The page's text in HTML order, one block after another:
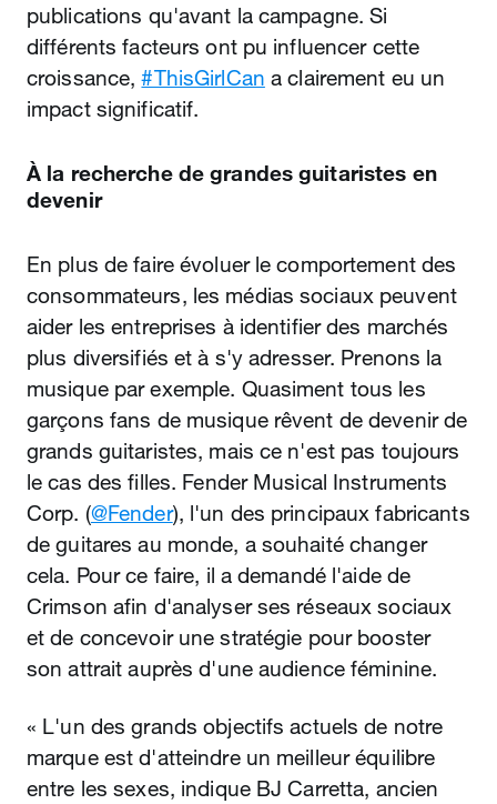
publications qu'avant la campagne. Si
différents facteurs ont pu influencer cette
croissance,#ThisGirlCan a clairement eu un
impact significatif.
À la recherche de grandes guitaristes en
devenir
En plus de faire évoluer le comportement des
consommateurs, les médias sociaux peuvent
aider les entreprises à identifier des marchés
plus diversifiés et à s'y adresser. Prenons la
musique par exemple. Quasiment tous les
garçons fans de musique rêvent de devenir de
grands guitaristes, mais ce n'est pas toujours
le cas des filles. Fender Musical Instruments
Corp. (@Fender), l'un des principaux fabricants
de guitares au monde, a souhaité changer
cela. Pour ce faire, il a demandé l'aide de
Crimson afin d'analyser ses réseaux sociaux
et de concevoir une stratégie pour booster
son attrait auprès d'une audience féminine.
« L'un des grands objectifs actuels de notre
marque est d'atteindre un meilleur équilibre
entre les sexes, indique BJ Carretta, ancien